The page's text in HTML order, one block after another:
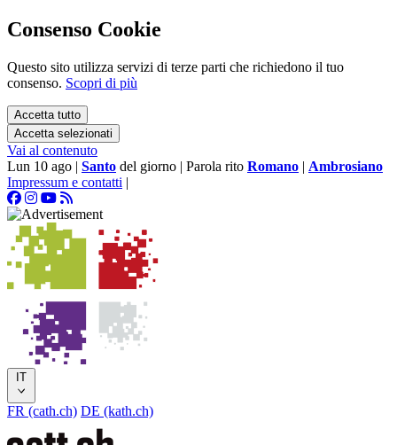
Consenso Cookie
Questo sito utilizza servizi di terze parti che richiedono il tuo
consenso. Scopri di più
Accetta tutto
Accetta selezionati
Vai al contenuto
Lun 10 ago | Santo del giorno | Parola rito Romano | Ambrosiano
Impressum e contatti |
IT
FR (cath.ch) DE (kath.ch)